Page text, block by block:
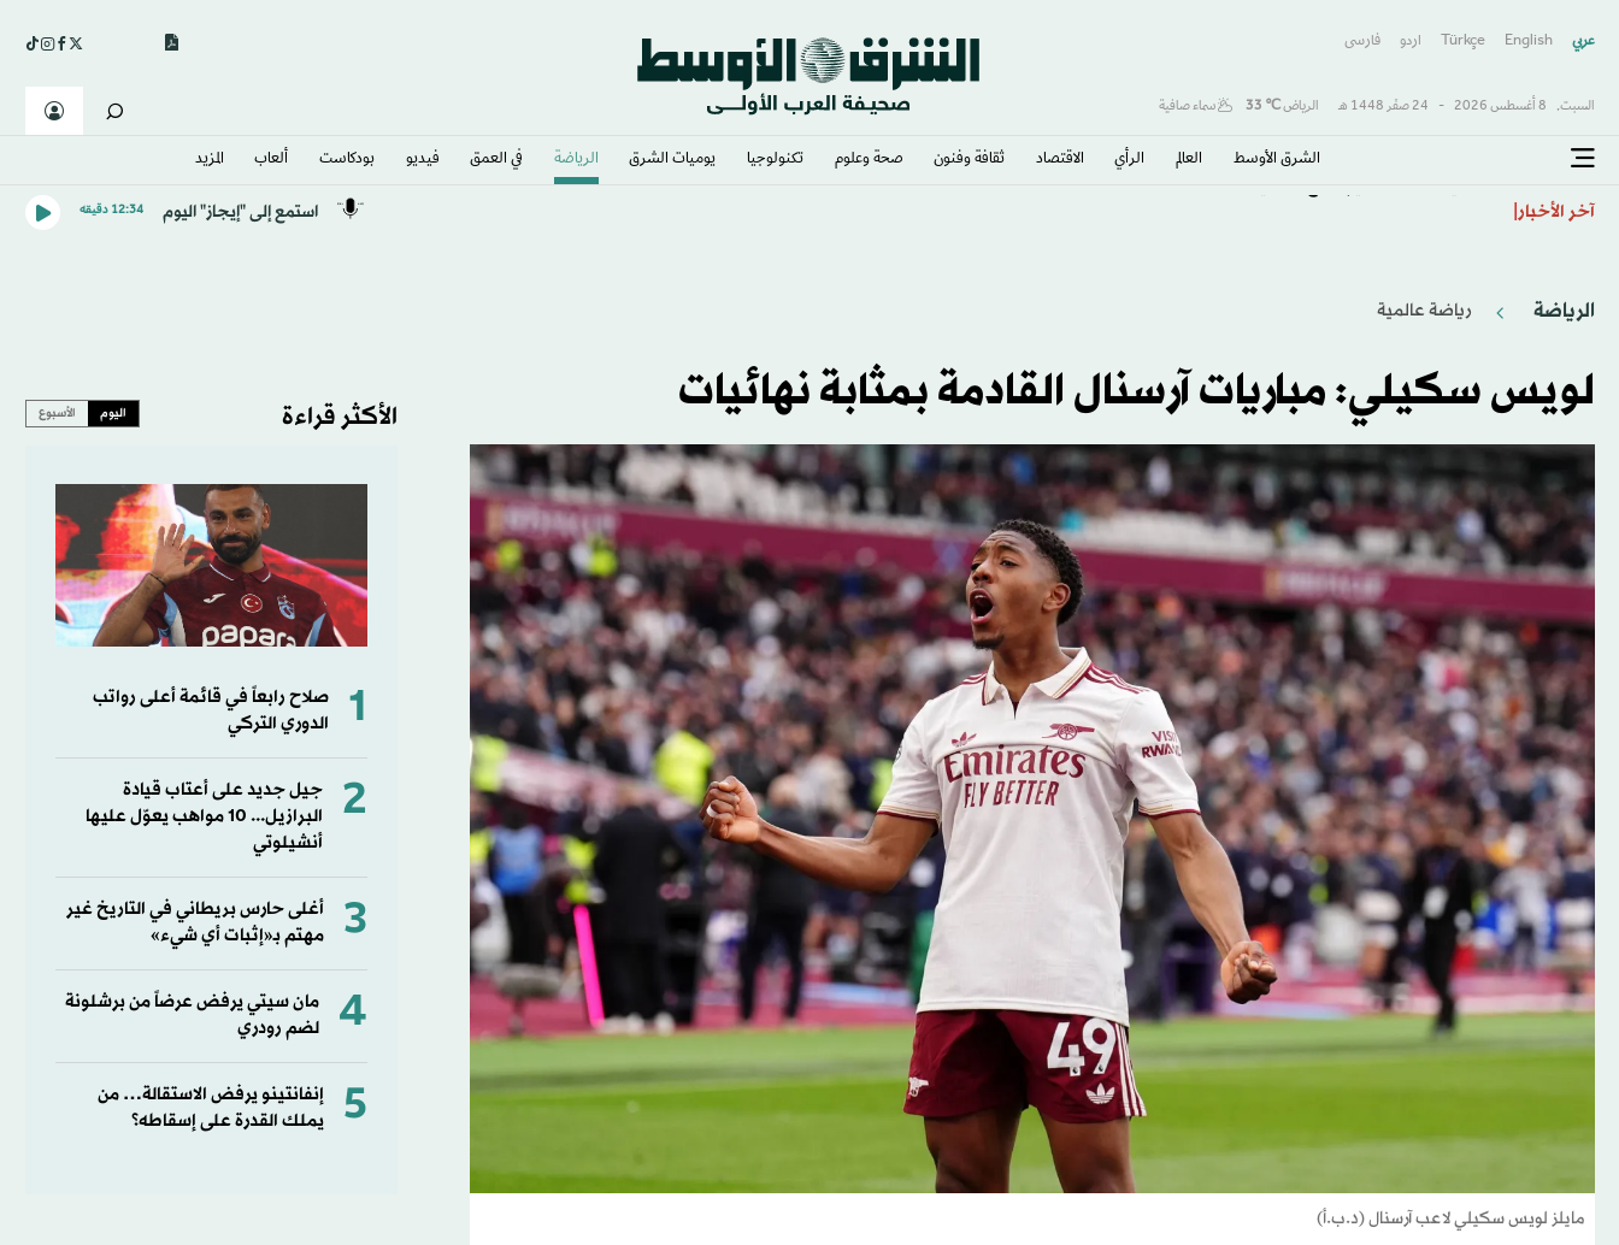
عربي English
Türkçe اردو فارسى
السبت, 8 أغسطس 2026 - 24 صفَر 1448 هـ الرياض℃
33 سماء صافية
الشرق الأوسط​ العالم الرأي الاقتصاد ثقافة وفنون صحة وعلوم تكنولوجيا يوميات الشرق​ الرياضة في العمق فيديو بودكاست ألعاب المزيد
آخر الأخبار استمع إلى "إيجاز" اليوم 12:34 دقيقه
الرياضة رياضة عالمية
لويس سكيلي: مباريات آرسنال القادمة بمثابة نهائيات
مايلز لويس سكيلي لاعب آرسنال (د.ب.أ)
الأكثر قراءة اليوم الأسبوع
1
صلاح رابعاً في قائمة أعلى رواتب
الدوري التركي
2
جيل جديد على أعتاب قيادة
البرازيل... 10 مواهب يعوّل عليها
أنشيلوتي
3
أغلى حارس بريطاني في التاريخ غير
مهتم بـ«إثبات أي شيء»
4
مان سيتي يرفض عرضاً من برشلونة
لضم رودري
5
إنفانتينو يرفض الاستقالة… من
يملك القدرة على إسقاطه؟